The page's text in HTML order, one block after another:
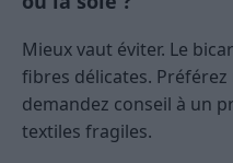
Mieux vaut éviter. Le
fibres délicates.
demandez conseil à un
textiles fragiles.